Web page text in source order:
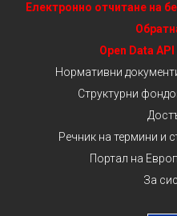
Електронно отчитане на
Open Data
Нормативни
Структурни
Речник на термини и
Портал на
За